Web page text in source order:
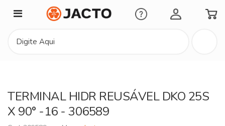
Minha Conta
TERMINAL HIDR REUSÁVEL DKO 25S
X 90° -16 - 306589